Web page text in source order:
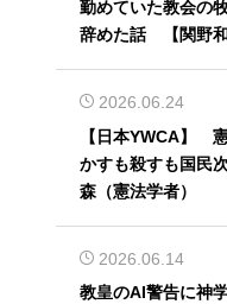
勤めていた教会の
辞めた話 【関野
2026.06.24
【日本YWCA】
かすも殺すも国民
森（憲法学者）
2026.06.14
教皇のAI警告に神